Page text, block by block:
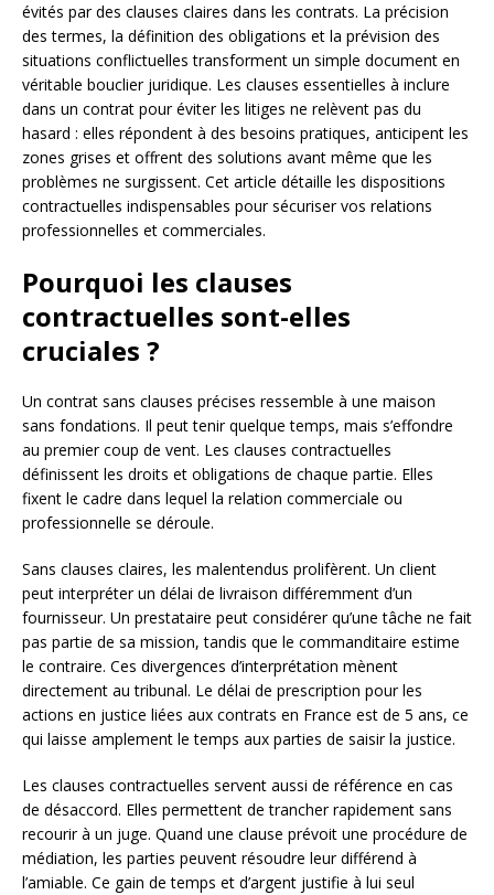
évités par des clauses claires dans les contrats. La précision
des termes, la définition des obligations et la prévision des
situations conflictuelles transforment un simple document en
véritable bouclier juridique. Les clauses essentielles à inclure
dans un contrat pour éviter les litiges ne relèvent pas du
hasard : elles répondent à des besoins pratiques, anticipent les
zones grises et offrent des solutions avant même que les
problèmes ne surgissent. Cet article détaille les dispositions
contractuelles indispensables pour sécuriser vos relations
professionnelles et commerciales.
Pourquoi les clauses
contractuelles sont-elles
cruciales ?
Un contrat sans clauses précises ressemble à une maison
sans fondations. Il peut tenir quelque temps, mais s’effondre
au premier coup de vent. Les clauses contractuelles
définissent les droits et obligations de chaque partie. Elles
fixent le cadre dans lequel la relation commerciale ou
professionnelle se déroule.
Sans clauses claires, les malentendus prolifèrent. Un client
peut interpréter un délai de livraison différemment d’un
fournisseur. Un prestataire peut considérer qu’une tâche ne fait
pas partie de sa mission, tandis que le commanditaire estime
le contraire. Ces divergences d’interprétation mènent
directement au tribunal. Le délai de prescription pour les
actions en justice liées aux contrats en France est de 5 ans, ce
qui laisse amplement le temps aux parties de saisir la justice.
Les clauses contractuelles servent aussi de référence en cas
de désaccord. Elles permettent de trancher rapidement sans
recourir à un juge. Quand une clause prévoit une procédure de
médiation, les parties peuvent résoudre leur différend à
l’amiable. Ce gain de temps et d’argent justifie à lui seul